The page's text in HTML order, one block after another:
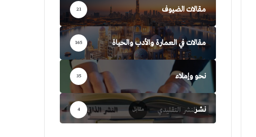
مقالات الضيوف 21
مقالات في العمارة والأدب والحياة 165
نحو وإملاء 35
نشر 4